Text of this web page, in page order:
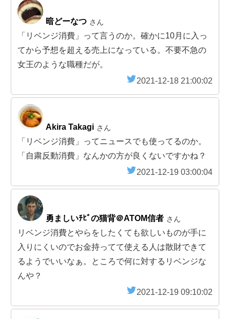
暗どーなつ さん
「リベンジ消費」って言うのか。確かに10月に入っ
てから予想を超える売上になっている。不要不急の
女王のような職種だが。
2021-12-18 21:00:02
Akira Takagi さん
「リベンジ消費」ってニュースでも使ってるのか。
「自粛反動消費」なんかの方が良くないですかね？
2021-12-19 03:00:04
勇ましいﾁﾋﾞの猫背＠ATOM信者 さん
リベンジ消費とやらをしたくても欲しいものが手に
入りにくいのでお金持ってて使える人は散財できて
るようでいいなぁ。ところで何に対するリベンジな
んや？
2021-12-19 09:10:02